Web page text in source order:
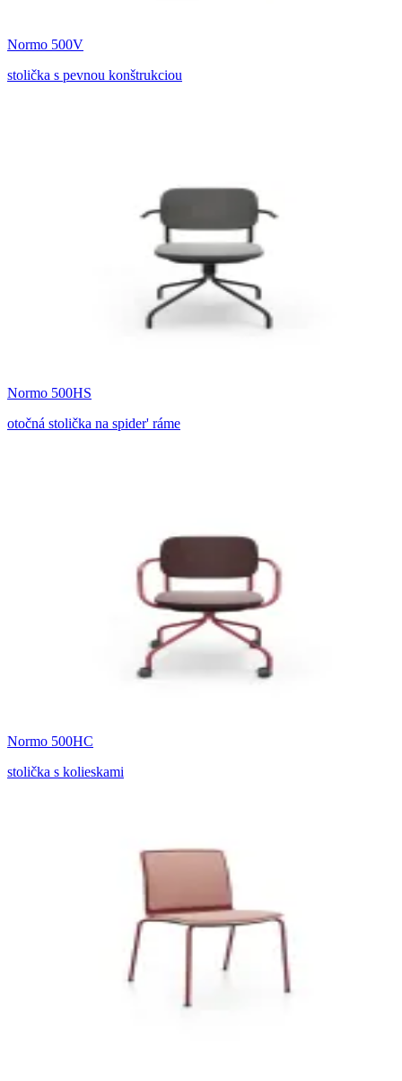
Normo 500V
stolička s pevnou konštrukciou
Normo 500HS
otočná stolička na spider' ráme
Normo 500HC
stolička s kolieskami